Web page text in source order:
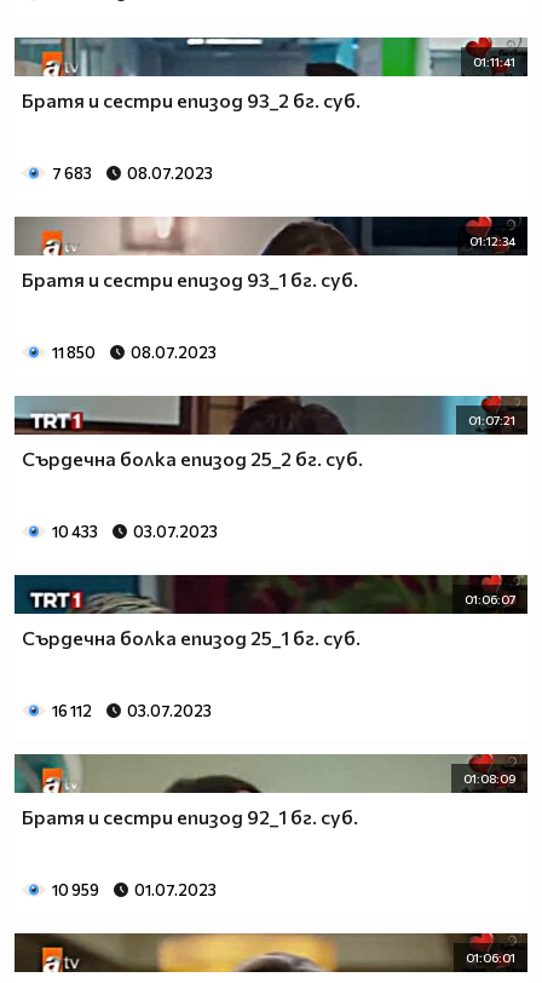
01:11:41
Братя и сестри епизод 93_2 бг. суб.
7 683 08.07.2023
01:12:34
Братя и сестри епизод 93_1 бг. суб.
11 850 08.07.2023
01:07:21
Сърдечна болка епизод 25_2 бг. суб.
10 433 03.07.2023
01:06:07
Сърдечна болка епизод 25_1 бг. суб.
16 112 03.07.2023
01:08:09
Братя и сестри епизод 92_1 бг. суб.
10 959 01.07.2023
01:06:01